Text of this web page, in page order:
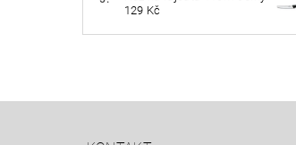
129 Kč